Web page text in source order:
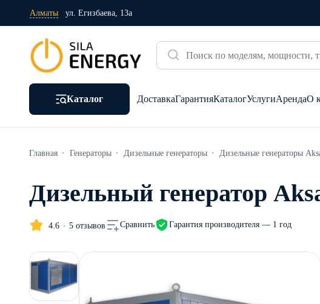
Алматы ул. Егизбаева, 13а
Каталог ДоставкаГарантияКаталогУслугиАрендаО
Главная Генераторы Дизельные генераторы Дизельные генераторы
Дизельный генератор
4.6 5 отзывов Сравнить Гарантия производителя — 1 год